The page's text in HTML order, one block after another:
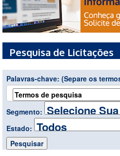
Pesquisa de Licitações
Palavras-chave: (Separe os
Segmento:
Estado: